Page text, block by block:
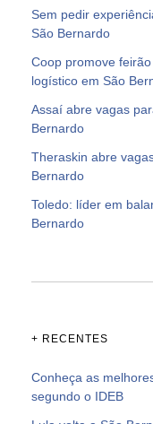
Sem pedir
São Bernardo
Coop promove
logístico em São
Assaí abre vagas
Bernardo
Theraskin abre
Bernardo
Toledo: líder em
Bernardo
+ RECENTES
Conheça as
segundo o IDEB